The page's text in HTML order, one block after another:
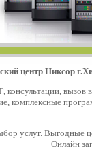
центр Никсор
вызов
комплексные
услуг. Выгодные
Онлайн